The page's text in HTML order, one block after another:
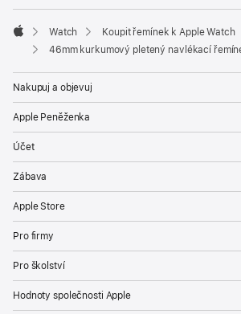
Apple
Watch
Koupit řemínek k Apple Watch
46mm kurkumový pletený navlékací
Nakupuj a objevuj
Apple Peněženka
Účet
Zábava
Apple Store
Pro firmy
Pro školství
Hodnoty společnosti Apple